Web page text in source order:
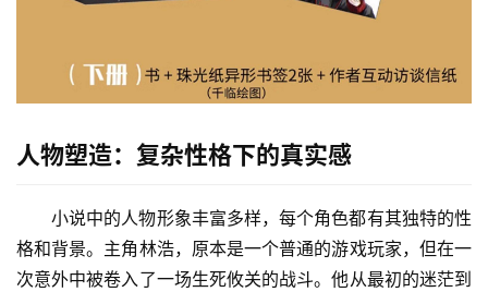
人物塑造：复杂性格下的真实感
小说中的人物形象丰富多样，每个角色都有其独特的性
格和背景。主角林浩，原本是一个普通的游戏玩家，但在一
次意外中被卷入了一场生死攸关的战斗。他从最初的迷茫到